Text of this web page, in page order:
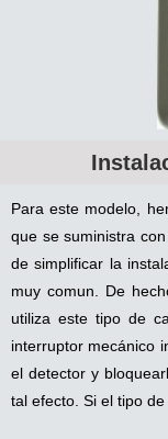
Para este modelo,
que se suministra
de simplificar la
muy comun. De
utiliza este tipo de
interruptor mecánico
el detector y
tal efecto. Si el tipo